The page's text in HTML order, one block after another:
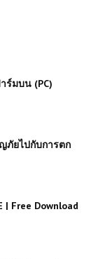
ร์มบน (PC)
ภัยไปกับการตก
| Free Download